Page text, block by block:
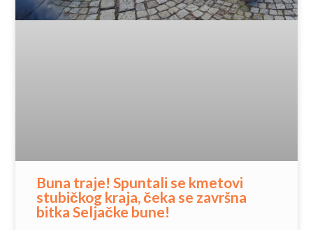
Buna traje! Spuntali se kmetovi
stubičkog kraja, čeka se završna
bitka Seljačke bune!